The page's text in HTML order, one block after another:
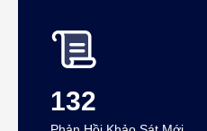
132